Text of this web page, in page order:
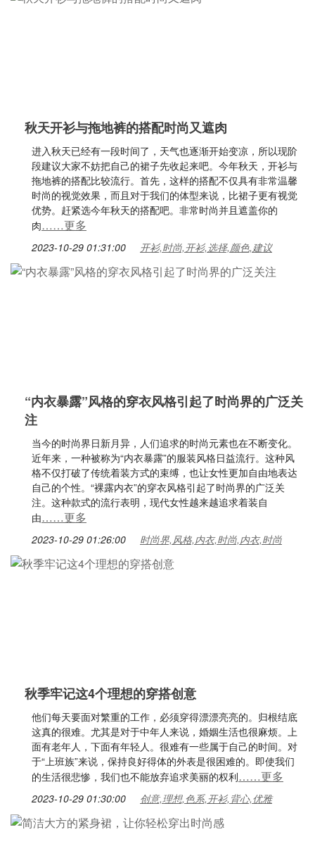
秋天开衫与拖地裤的搭配时尚又遮肉
进入秋天已经有一段时间了，天气也逐渐开始变凉，所以现阶
段建议大家不妨把自己的裙子先收起来吧。今年秋天，开衫与
拖地裤的搭配比较流行。首先，这样的搭配不仅具有非常温馨
时尚的视觉效果，而且对于我们的体型来说，比裙子更有视觉
优势。赶紧选今年秋天的搭配吧。非常时尚并且遮盖你的
肉……更多
2023-10-29 01:31:00 开衫,时尚,开衫,选择,颜色,建议
“内衣暴露”风格的穿衣风格引起了时尚界的广泛关
注
当今的时尚界日新月异，人们追求的时尚元素也在不断变化。
近年来，一种被称为“内衣暴露”的服装风格日益流行。这种风
格不仅打破了传统着装方式的束缚，也让女性更加自由地表达
自己的个性。“裸露内衣”的穿衣风格引起了时尚界的广泛关
注。这种款式的流行表明，现代女性越来越追求着装自
由……更多
2023-10-29 01:26:00 时尚界,风格,内衣,时尚,内衣,时尚
秋季牢记这4个理想的穿搭创意
他们每天要面对繁重的工作，必须穿得漂漂亮亮的。归根结底
这真的很难。尤其是对于中年人来说，婚姻生活也很麻烦。上
面有老年人，下面有年轻人。很难有一些属于自己的时间。对
于“上班族”来说，保持良好得体的外表是很困难的。即使我们
的生活很悲惨，我们也不能放弃追求美丽的权利……更多
2023-10-29 01:30:00 创意,理想,色系,开衫,背心,优雅